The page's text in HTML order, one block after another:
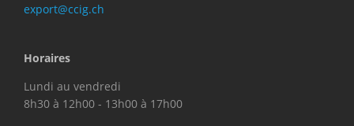
export@ccig.ch
Horaires
Lundi au vendredi
8h30 à 12h00 - 13h00 à 17h00